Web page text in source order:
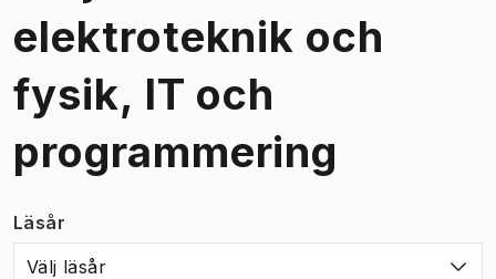
elektroteknik och
fysik, IT och
programmering
Läsår
Välj läsår